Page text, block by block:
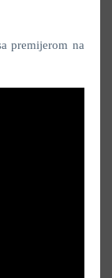
premijerom na